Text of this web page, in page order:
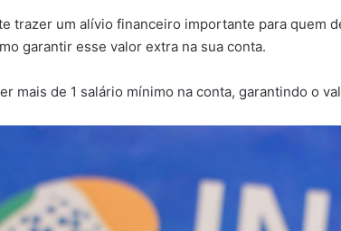
trazer um alívio financeiro importante para quem
garantir esse valor extra na sua conta.
mais de 1 salário mínimo na conta, garantindo o